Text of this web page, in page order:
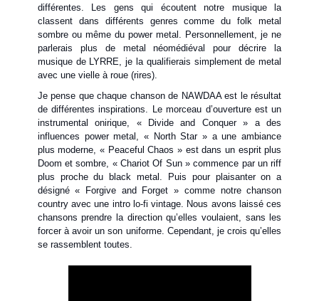
différentes. Les gens qui écoutent notre musique la
classent dans différents genres comme du folk metal
sombre ou même du power metal. Personnellement, je ne
parlerais plus de metal néomédiéval pour décrire la
musique de LYRRE, je la qualifierais simplement de metal
avec une vielle à roue (rires).
Je pense que chaque chanson de NAWDAA est le résultat
de différentes inspirations. Le morceau d’ouverture est un
instrumental onirique, « Divide and Conquer » a des
influences power metal, « North Star » a une ambiance
plus moderne, « Peaceful Chaos » est dans un esprit plus
Doom et sombre, « Chariot Of Sun » commence par un riff
plus proche du black metal. Puis pour plaisanter on a
désigné « Forgive and Forget » comme notre chanson
country avec une intro lo-fi vintage. Nous avons laissé ces
chansons prendre la direction qu’elles voulaient, sans les
forcer à avoir un son uniforme. Cependant, je crois qu’elles
se rassemblent toutes.